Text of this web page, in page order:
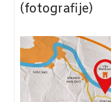
(fotografije)